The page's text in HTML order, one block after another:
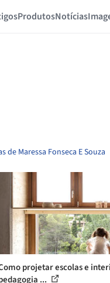
ProdutosNotícias
de Maressa Fonseca E Souza
projetar escolas e
...